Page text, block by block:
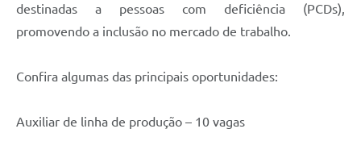
destinadas a pessoas com deficiência (PCDs),
promovendo a inclusão no mercado de trabalho.
Confira algumas das principais oportunidades:
Auxiliar de linha de produção – 10 vagas